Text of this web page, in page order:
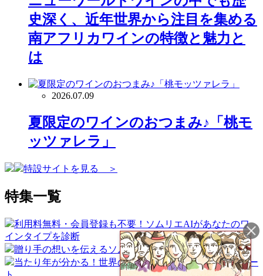
史深く、近年世界から注目を集める
南アフリカワインの特徴と魅力と
は
2026.07.09
夏限定のワインのおつまみ♪「桃モ
ッツァレラ」
特設サイトを見る ＞
特集一覧
利用料無料・会員登録も不要！ソムリエAIがあなたのワ
インタイプを診断
贈り手の想いを伝えるソムリエギフト
当たり年が分かる！世界のワイン産地ヴィンテージチャー